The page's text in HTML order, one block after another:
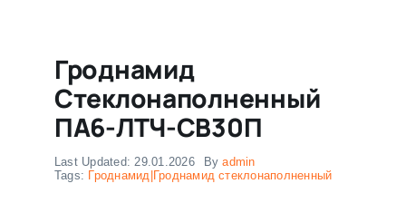
Гроднамид
Стеклонаполненный
ПА6-ЛТЧ-СВ30П
Last Updated: 29.01.2026 Byadmin
Tags: Гроднамид|Гроднамид стеклонаполненный